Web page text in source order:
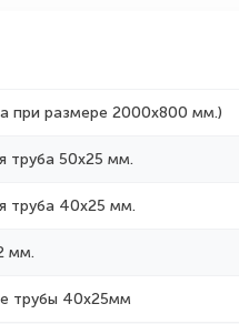
при размере 2000x800 мм.)
труба 50х25 мм.
труба 40х25 мм.
мм.
трубы 40х25мм